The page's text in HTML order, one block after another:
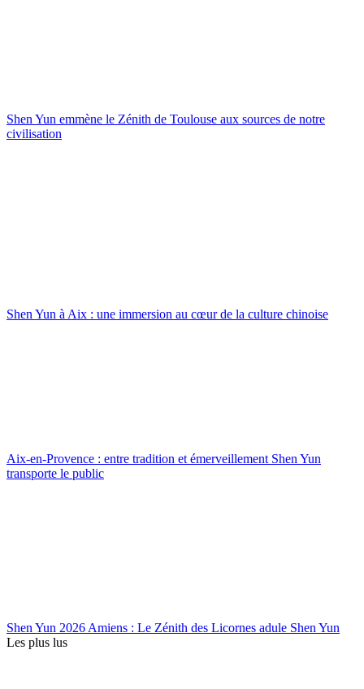
Shen Yun emmène le Zénith de Toulouse aux sources de notre
civilisation
Shen Yun à Aix : une immersion au cœur de la culture chinoise
Aix-en-Provence : entre tradition et émerveillement Shen Yun
transporte le public
Shen Yun 2026 Amiens : Le Zénith des Licornes adule Shen Yun
Les plus lus